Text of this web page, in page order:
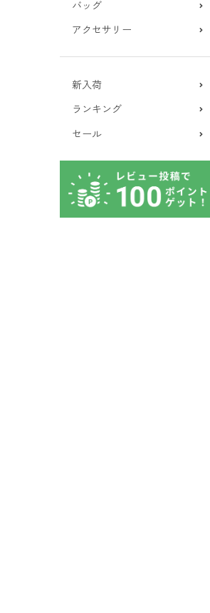
バッグ
アクセサリー
新入荷
ランキング
セール